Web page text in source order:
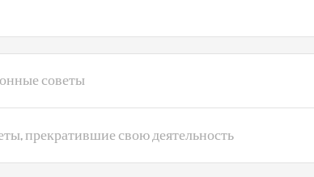
советы
прекратившие свою деятельность